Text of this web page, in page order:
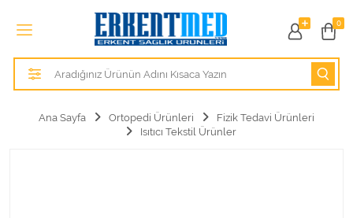
0
Tüm Kategoriler
Alezler
Anne ve Bebek Sağlığı
Ana Sayfa Ortopedi Ürünleri
Fizik Tedavi Ürünleri
Isıtıcı Tekstil Ürünler